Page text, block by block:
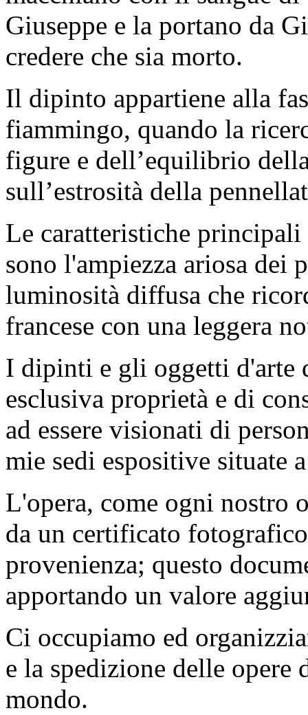
Giuseppe e la portano da
credere che sia morto.
Il dipinto appartiene alla
fiammingo, quando la
figure e dell’equilibrio
sull’estrosità della
Le caratteristiche
sono l'ampiezza ariosa dei
luminosità diffusa che
francese con una leggera
I dipinti e gli oggetti d'arte
esclusiva proprietà e di
ad essere visionati di
mie sedi espositive situate
L'opera, come ogni nostro
da un certificato
provenienza; questo
apportando un valore
Ci occupiamo ed
e la spedizione delle
mondo.